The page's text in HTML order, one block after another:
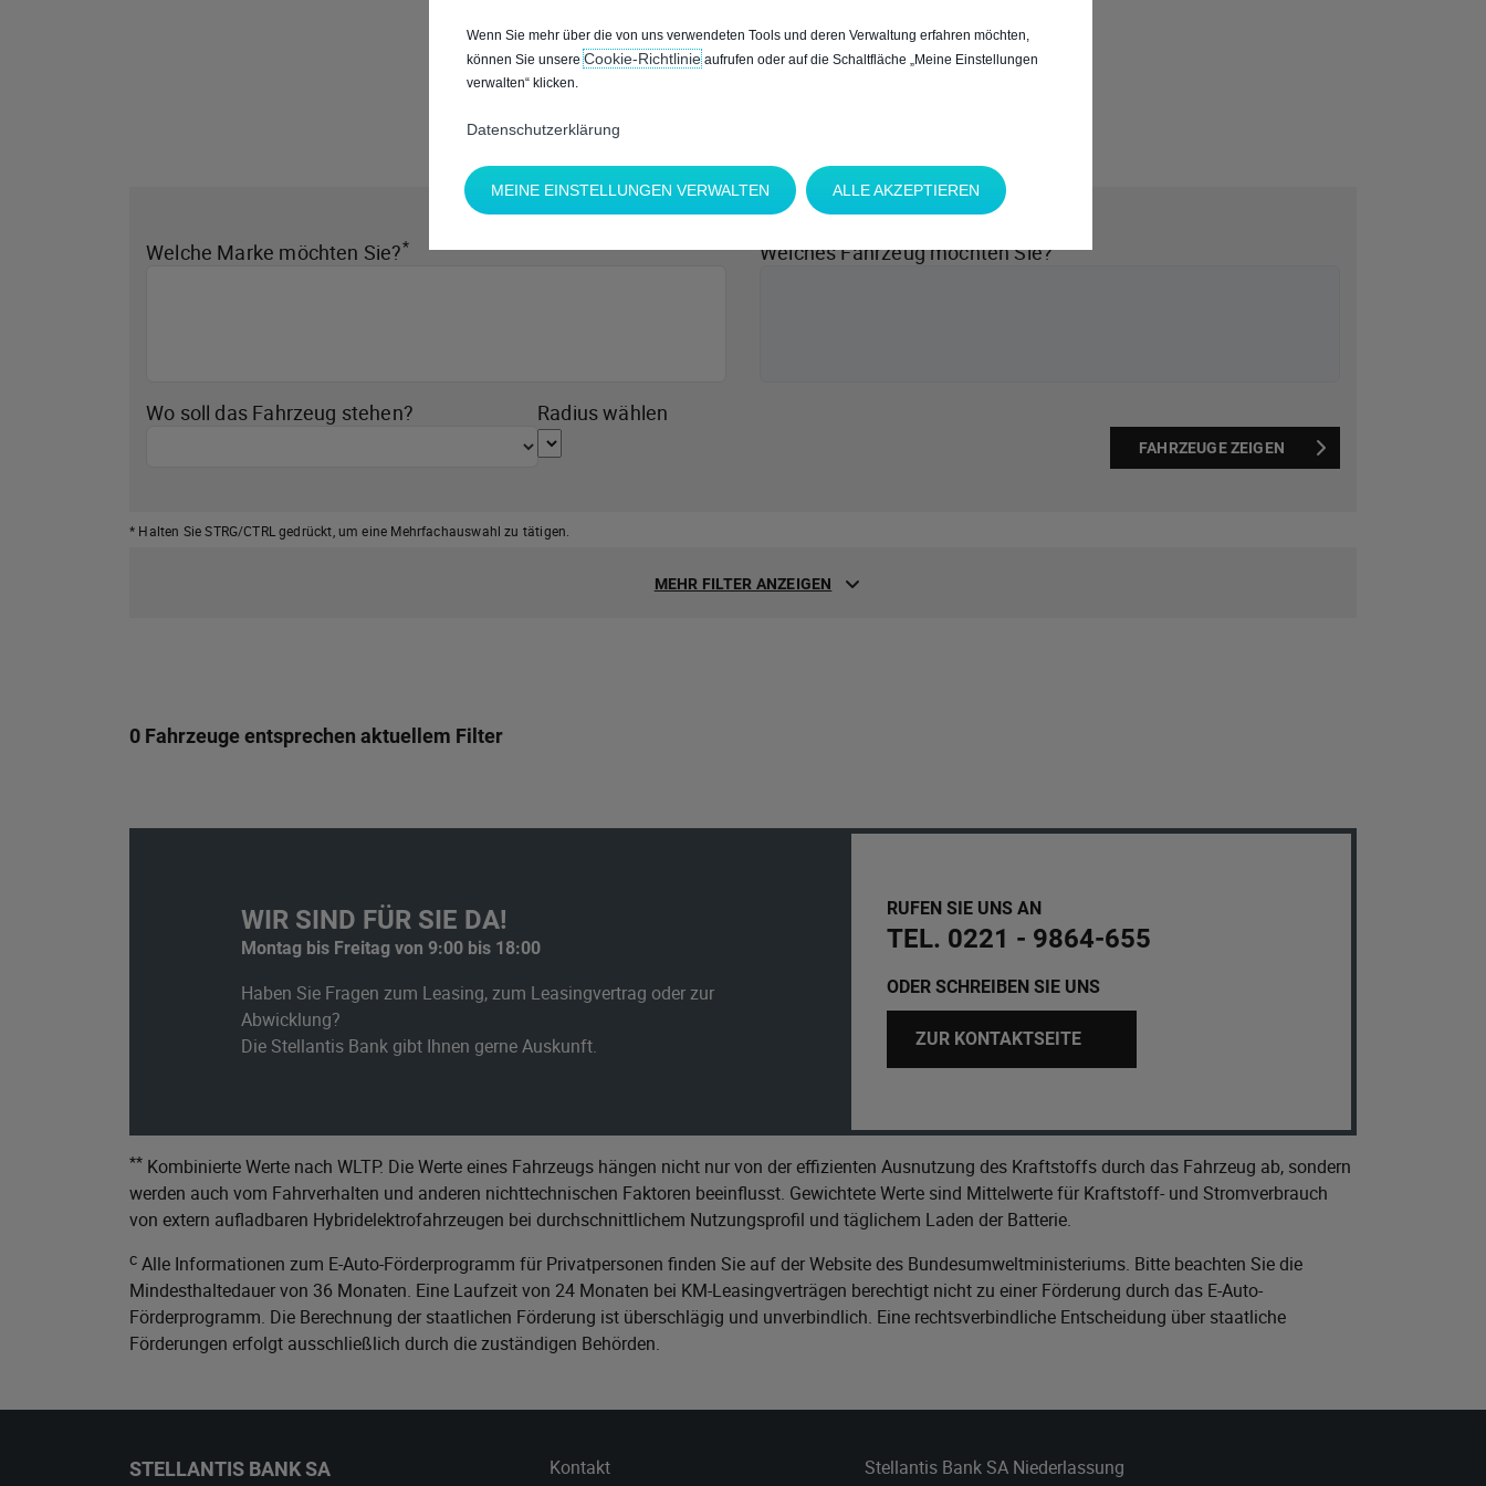
Welche Marke möchten Sie?* Welches Fahrzeug möchten Sie?*
Wo soll das Fahrzeug stehen? Radius wählen
FAHRZEUGE ZEIGEN
* Halten Sie STRG/CTRL gedrückt, um eine Mehrfachauswahl zu tätigen.
MEHR FILTER ANZEIGEN
0 Fahrzeuge entsprechen aktuellem Filter
WIR SIND FÜR SIE DA!
Montag bis Freitag von 9:00 bis 18:00
Haben Sie Fragen zum Leasing, zum Leasingvertrag oder zur
Abwicklung?
Die Stellantis Bank gibt Ihnen gerne Auskunft.
RUFEN SIE UNS AN
TEL. 0221 - 9864-655
ODER SCHREIBEN SIE UNS
ZUR KONTAKTSEITE
** Kombinierte Werte nach WLTP. Die Werte eines Fahrzeugs hängen nicht nur von der effizienten Ausnutzung des Kraftstoffs durch das Fahrzeug ab, sondern
werden auch vom Fahrverhalten und anderen nichttechnischen Faktoren beeinflusst. Gewichtete Werte sind Mittelwerte für Kraftstoff- und Stromverbrauch
von extern aufladbaren Hybridelektrofahrzeugen bei durchschnittlichem Nutzungsprofil und täglichem Laden der Batterie.
c Alle Informationen zum E-Auto-Förderprogramm für Privatpersonen finden Sie auf der Website des Bundesumweltministeriums. Bitte beachten Sie die
Mindesthaltedauer von 36 Monaten. Eine Laufzeit von 24 Monaten bei KM-Leasingverträgen berechtigt nicht zu einer Förderung durch das E-Auto-
Förderprogramm. Die Berechnung der staatlichen Förderung ist überschlägig und unverbindlich. Eine rechtsverbindliche Entscheidung über staatliche
Förderungen erfolgt ausschließlich durch die zuständigen Behörden.
STELLANTIS BANK SA
Kontakt
Stellantis Bank SA Niederlassung
Wenn Sie mehr über die von uns verwendeten Tools und deren Verwaltung erfahren möchten,
können Sie unsereCookie‑Richtlinieaufrufen oder auf die Schaltfläche „Meine Einstellungen
verwalten“ klicken.
Datenschutzerklärung
MEINE EINSTELLUNGEN VERWALTEN ALLE AKZEPTIEREN